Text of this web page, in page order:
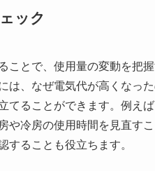
ック
ことで、使用量の変動を把
は、なぜ電気代が高くなっ
てることができます。例え
や冷房の使用時間を見直す
することも役立ちます。